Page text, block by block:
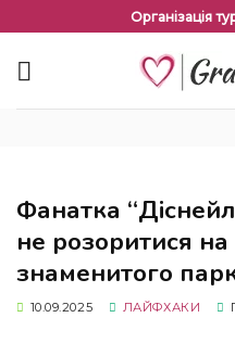
змісту
Організація
Фанатка “Діснейленду” розповіла, як
не розоритися на
знаменитого
10.09.2025 ЛАЙФХАКИ